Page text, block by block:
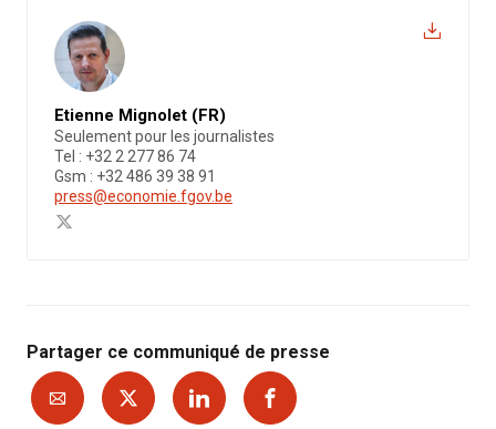
Etienne Mignolet (FR)
Seulement pour les journalistes
Tel : +32 2 277 86 74
Gsm : +32 486 39 38 91
press@economie.fgov.be
Partager ce communiqué de presse